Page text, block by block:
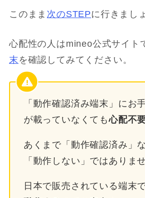
このまま 次のSTEPに行きまし
心配性の人はmineo公式サイト
末 を確認してみてください。
「動作確認済み端末」にお
が載っていなくても心配不
あくまで「動作確認済み」
「動作しない」ではありませ
日本で販売されている端末